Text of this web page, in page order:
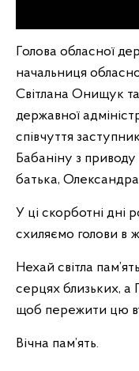
Голова обласної
начальниця
Світлана Онищук
державної
співчуття
Бабаніну з
батька,
У ці скорботні дні
схиляємо голови в
Нехай світла
серцях близьких, а
щоб пережити цю
Вічна пам’ять.